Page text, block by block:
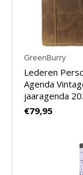
GreenBurry
Lederen
Agenda
jaaragenda
€79,95